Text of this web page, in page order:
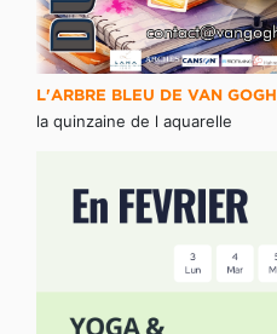
L'ARBRE BLEU DE VAN GOGH
la quinzaine de l aquarelle